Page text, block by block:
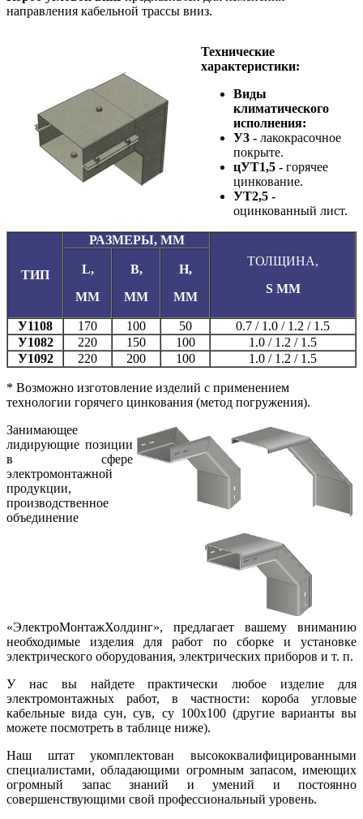
направления кабельной трассы вниз.
Технические
характеристики:
Виды
климатического
исполнения:
У3 - лакокрасочное
покрыте.
цУТ1,5 - горячее
цинкование.
УТ2,5 -
оцинкованный лист.
ТИП
РАЗМЕРЫ, ММ
ТОЛЩИНА,
S ММ
L,
ММ
B,
ММ
H,
ММ
У1108 170 100 50
0.7 / 1.0 / 1.2 / 1.5
У1082
220 150 100
1.0 / 1.2 / 1.5
У1092
220 200 100 1.0 / 1.2 / 1.5
* Возможно изготовление изделий с применением
технологии горячего цинкования (метод погружения).
Занимающее
лидирующие позиции
в сфере
электромонтажной
продукции,
производственное
объединение
«ЭлектроМонтажХолдинг», предлагает вашему вниманию
необходимые изделия для работ по сборке и установке
электрического оборудования, электрических приборов и т. п.
У нас вы найдете практически любое изделие для
электромонтажных работ, в частности: короба угловые
кабельные вида сун, сув, су 100х100 (другие варианты вы
можете посмотреть в таблице ниже).
Наш штат укомплектован высококвалифицированными
специалистами, обладающими огромным запасом, имеющих
огромный запас знаний и умений и постоянно
совершенствующими свой профессиональный уровень.